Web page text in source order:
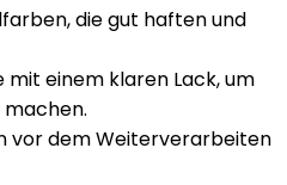
die gut haften und
mit einem klaren Lack, um
vor dem Weiterverarbeiten